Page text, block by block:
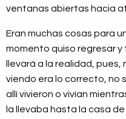
ventanas abiertas hacia
Eran muchas cosas para
momento quiso regresar
llevará a la realidad,
viendo era lo correcto, no
allí vivieron o vivían
la llevaba hasta la casa de